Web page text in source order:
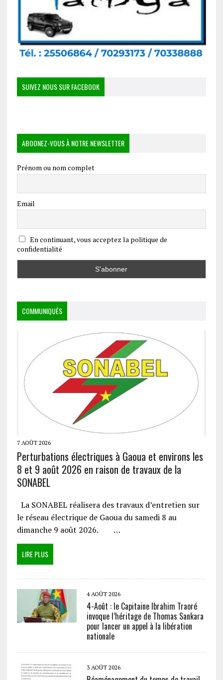
SUIVEZ NOUS SUR FACEBOOK
ABOONEZ-VOUS À NOTRE NEWSLETTER
Prénom ou nom complet
Email
En continuant, vous acceptez la politique de
confidentialité
COMMUNIQUÉS
7 AOÛT 2026
Perturbations électriques à Gaoua et environs les
8 et 9 août 2026 en raison de travaux de la
SONABEL
La SONABEL réalisera des travaux d’entretien sur
le réseau électrique de Gaoua du samedi 8 au
dimanche 9 août 2026. …
LIRE PLUS
4 AOÛT 2026
4-Août : le Capitaine Ibrahim Traoré
invoque l’héritage de Thomas Sankara
pour lancer un appel à la libération
nationale
3 AOÛT 2026